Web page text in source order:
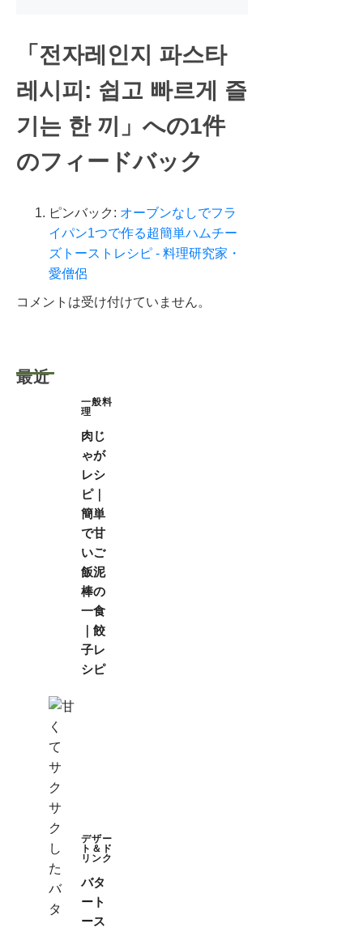
「전자레인지 파스타
레시피: 쉽고 빠르게 즐
기는 한 끼」への1件
のフィードバック
ピンバック: オーブンなしでフラ
イパン1つで作る超簡単ハムチー
ズトーストレシピ - 料理研究家・
愛僧侶
コメントは受け付けていません。
最近
一般料
理
肉じ
ゃが
レシ
ピ｜
簡単
で甘
いご
飯泥
棒の
一食
｜餃
子レ
シピ
デザー
ト＆ド
リンク
バタ
ート
ース